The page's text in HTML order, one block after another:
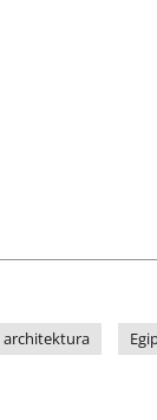
architektura